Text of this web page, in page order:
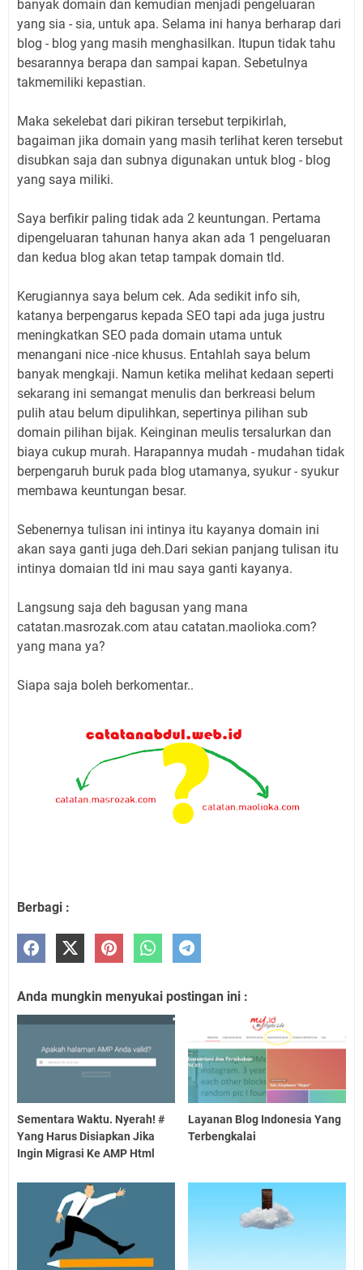
banyak domain dan kemudian menjadi pengeluaran
yang sia - sia, untuk apa. Selama ini hanya berharap dari
blog - blog yang masih menghasilkan. Itupun tidak tahu
besarannya berapa dan sampai kapan. Sebetulnya
takmemiliki kepastian.
Maka sekelebat dari pikiran tersebut terpikirlah,
bagaiman jika domain yang masih terlihat keren tersebut
disubkan saja dan subnya digunakan untuk blog - blog
yang saya miliki.
Saya berfikir paling tidak ada 2 keuntungan. Pertama
dipengeluaran tahunan hanya akan ada 1 pengeluaran
dan kedua blog akan tetap tampak domain tld.
Kerugiannya saya belum cek. Ada sedikit info sih,
katanya berpengarus kepada SEO tapi ada juga justru
meningkatkan SEO pada domain utama untuk
menangani nice -nice khusus. Entahlah saya belum
banyak mengkaji. Namun ketika melihat kedaan seperti
sekarang ini semangat menulis dan berkreasi belum
pulih atau belum dipulihkan, sepertinya pilihan sub
domain pilihan bijak. Keinginan meulis tersalurkan dan
biaya cukup murah. Harapannya mudah - mudahan tidak
berpengaruh buruk pada blog utamanya, syukur - syukur
membawa keuntungan besar.
Sebenernya tulisan ini intinya itu kayanya domain ini
akan saya ganti juga deh.Dari sekian panjang tulisan itu
intinya domaian tld ini mau saya ganti kayanya.
Langsung saja deh bagusan yang mana
catatan.masrozak.com atau catatan.maolioka.com?
yang mana ya?
Siapa saja boleh berkomentar..
Berbagi :
Anda mungkin menyukai postingan ini :
Sementara Waktu. Nyerah! #
Yang Harus Disiapkan Jika
Ingin Migrasi Ke AMP Html
Layanan Blog Indonesia Yang
Terbengkalai